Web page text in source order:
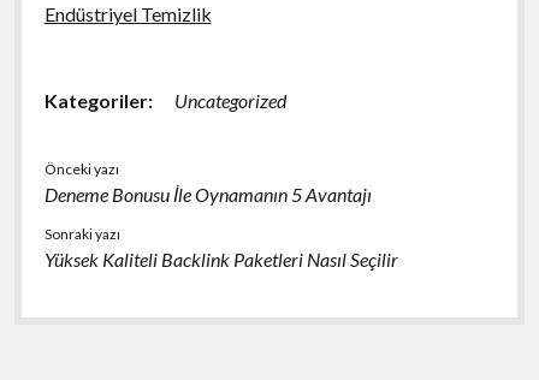
Endüstriyel Temizlik
Kategoriler: Uncategorized
Önceki yazı
Deneme Bonusu İle Oynamanın 5 Avantajı
Sonraki yazı
Yüksek Kaliteli Backlink Paketleri Nasıl Seçilir